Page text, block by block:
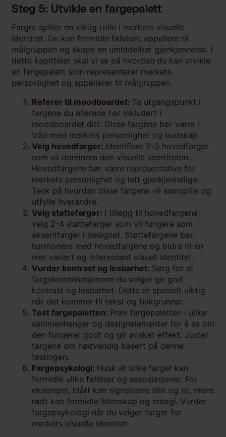
Steg 5: Utvikle en fargepalett
Farger spiller en viktig rolle i merkets visuelle
identitet. De kan formidle følelser, appellere til
målgruppen og skape en umiddelbar gjenkjennelse. I
dette kapittelet skal vi se på hvordan du kan utvikle
en fargepalett som representerer merkets
personlighet og appellerer til målgruppen.
Referer til moodboardet: Ta utgangspunkt i
fargene du allerede har inkludert i
moodboardet ditt. Disse fargene bør være i
tråd med merkets personlighet og budskap.
Velg hovedfarger: Identifiser 2-3 hovedfarger
som vil dominere den visuelle identiteten.
Hovedfargene bør være representative for
merkets personlighet og lett gjenkjennelige.
Tenk på hvordan disse fargene vil samspille og
utfylle hverandre.
Velg støttefarger: I tillegg til hovedfargene,
velg 2-4 støttefarger som vil fungere som
aksentfarger i designet. Støttefargene bør
harmonere med hovedfargene og bidra til en
mer variert og interessant visuell identitet.
Vurder kontrast og lesbarhet: Sørg for at
fargekombinasjonene du velger gir god
kontrast og lesbarhet. Dette er spesielt viktig
når det kommer til tekst og bakgrunner.
Test fargepaletten: Prøv fargepaletten i ulike
sammenhenger og designelementer for å se om
den fungerer godt og gir ønsket effekt. Juster
fargene om nødvendig basert på denne
testingen.
Fargepsykologi: Husk at ulike farger kan
formidle ulike følelser og assosiasjoner. For
eksempel, blått kan signalisere tillit og ro, mens
rødt kan formidle lidenskap og energi. Vurder
fargepsykologi når du velger farger for
merkets visuelle identitet.